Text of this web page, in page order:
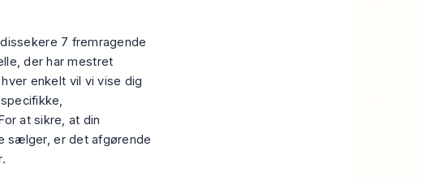
7 fremragende
der har mestret
enkelt vil vi vise dig
at sikre, at din
sælger, er det afgørende